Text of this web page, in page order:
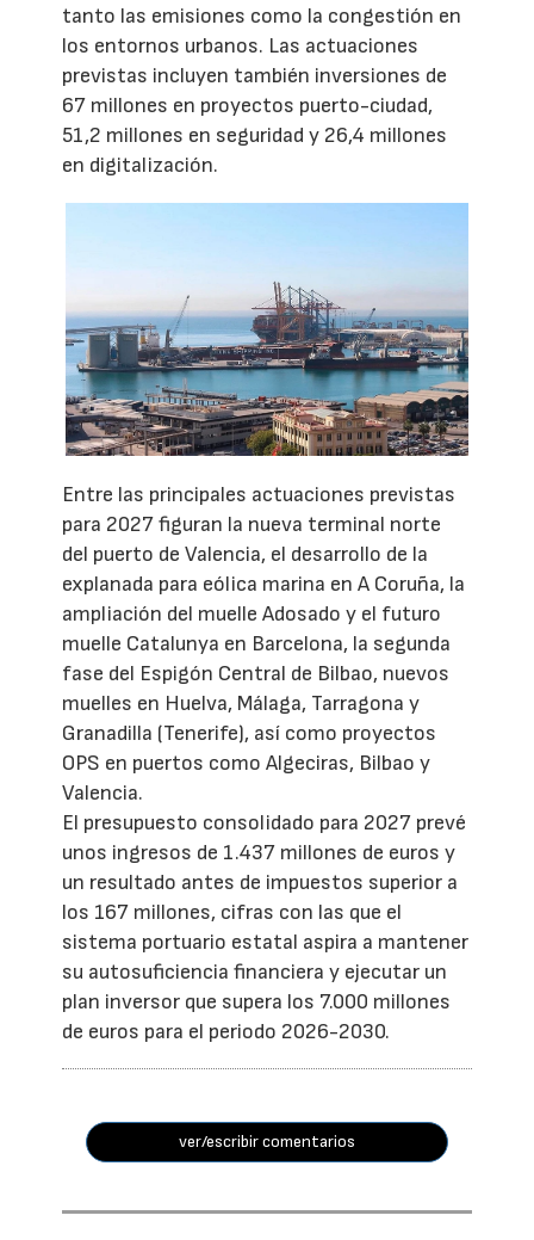
tanto las emisiones como la congestión en
los entornos urbanos. Las actuaciones
previstas incluyen también inversiones de
67 millones en proyectos puerto-ciudad,
51,2 millones en seguridad y 26,4 millones
en digitalización.
Entre las principales actuaciones previstas
para 2027 figuran la nueva terminal norte
del puerto de Valencia, el desarrollo de la
explanada para eólica marina en A Coruña, la
ampliación del muelle Adosado y el futuro
muelle Catalunya en Barcelona, la segunda
fase del Espigón Central de Bilbao, nuevos
muelles en Huelva, Málaga, Tarragona y
Granadilla (Tenerife), así como proyectos
OPS en puertos como Algeciras, Bilbao y
Valencia.
El presupuesto consolidado para 2027 prevé
unos ingresos de 1.437 millones de euros y
un resultado antes de impuestos superior a
los 167 millones, cifras con las que el
sistema portuario estatal aspira a mantener
su autosuficiencia financiera y ejecutar un
plan inversor que supera los 7.000 millones
de euros para el periodo 2026-2030.
ver/escribir comentarios